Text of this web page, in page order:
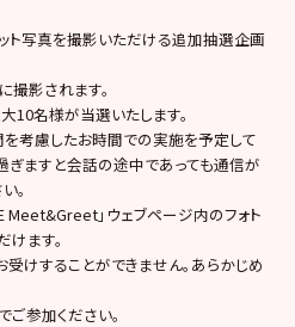
ト写真を撮影いただける追加抽選企画
撮影されます。
10名様が当選いたします。
を考慮したお時間での実施を予定して
ぎますと会話の途中であっても通信が
。
」ウェブページ内のフォト
けます。
けすることができません。あらかじめ
参加ください。